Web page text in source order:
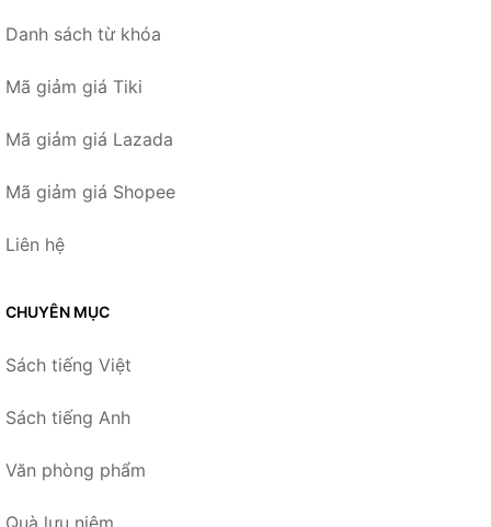
Danh sách từ khóa
Mã giảm giá Tiki
Mã giảm giá Lazada
Mã giảm giá Shopee
Liên hệ
CHUYÊN MỤC
Sách tiếng Việt
Sách tiếng Anh
Văn phòng phẩm
Quà lưu niệm